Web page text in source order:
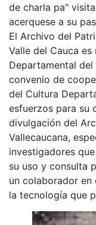
de charla pa"
acerquese a su
El Archivo del
Valle del Cauca
Departamental
convenio de
del Cultura
esfuerzos para su
divulgación del
Vallecaucana,
investigadores
su uso y consulta
un colaborador
la tecnología que